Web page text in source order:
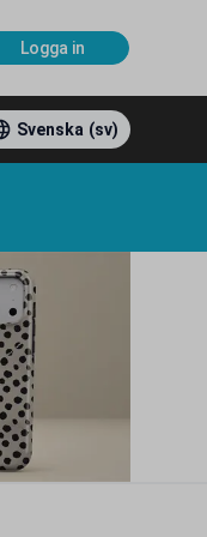
Logga in
Svenska (sv)